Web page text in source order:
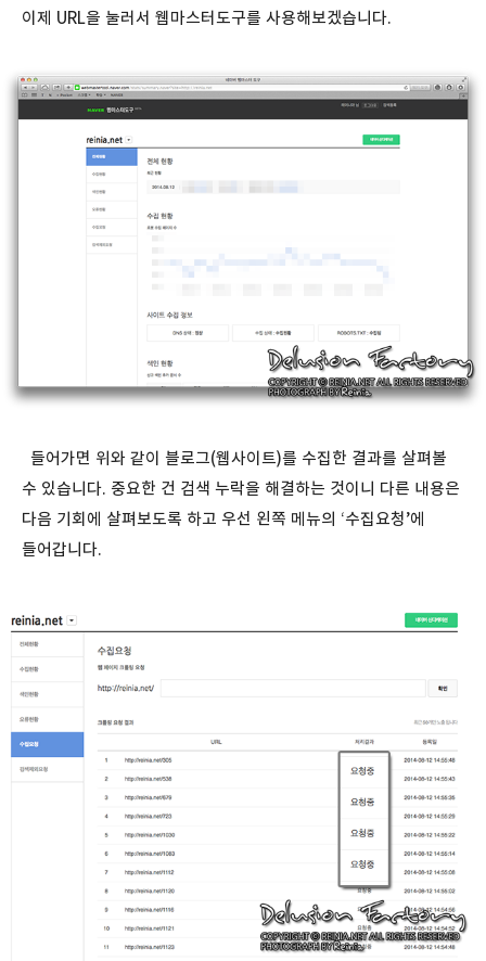
이제 URL을 눌러서 웹마스터도구를 사용해보겠습니다.
들어가면 위와 같이 블로그(웹사이트)를 수집한 결과를 살펴볼
수 있습니다. 중요한 건 검색 누락을 해결하는 것이니 다른 내용은
다음 기회에 살펴보도록 하고 우선 왼쪽 메뉴의 ‘수집요청’에
들어갑니다.